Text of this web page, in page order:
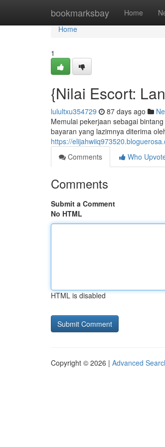
bookmarksbay Home
Home
Home
1
{Nilai Escort:
lulultxu354729 87 days ago
Memulai pekerjaan sebagai
bayaran yang lazimnya diterima
https://
Comments
Who
Comments
Submit a Comment
No HTML
HTML is disabled
Copyright © 2026 | Advanced